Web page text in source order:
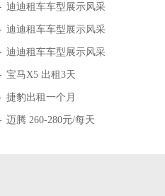
迪迪租车车型展示风采
迪迪租车车型展示风采
迪迪租车车型展示风采
宝马X5 出租3天
捷豹出租一个月
迈腾 260-280元/每天